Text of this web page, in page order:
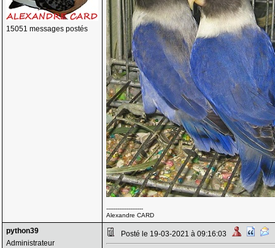
15051 messages postés
--------------------
Alexandre CARD
python39
Administrateur
Posté le 19-03-2021 à 09:16:03